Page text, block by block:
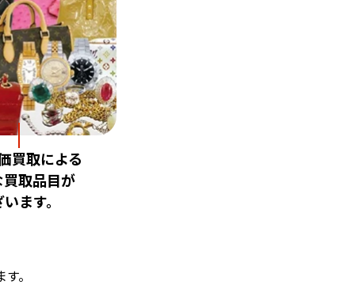
買取による
取品目が
ます。
。